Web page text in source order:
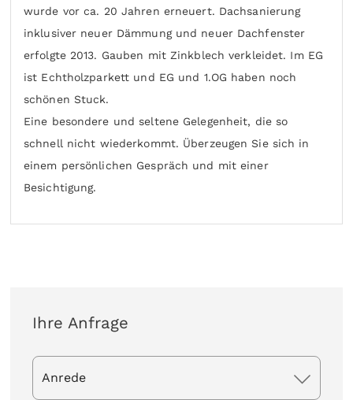
wurde vor ca. 20 Jahren erneuert. Dachsanierung
inklusiver neuer Dämmung und neuer Dachfenster
erfolgte 2013. Gauben mit Zinkblech verkleidet. Im EG
ist Echtholzparkett und EG und 1.OG haben noch
schönen Stuck.
Eine besondere und seltene Gelegenheit, die so
schnell nicht wiederkommt. Überzeugen Sie sich in
einem persönlichen Gespräch und mit einer
Besichtigung.
Ihre Anfrage